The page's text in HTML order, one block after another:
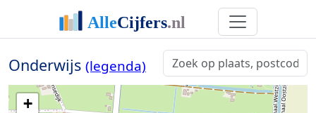
Onderwijs (legenda)
+